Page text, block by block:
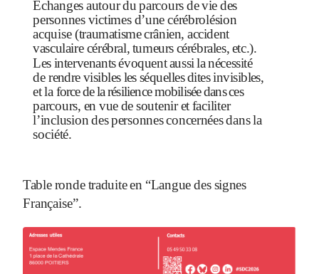
Échangesautourdu parcoursdeviedes
personnesvictimes d’unecérébrolésion
acquise(traumatismecrânien, accident
vasculaire cérébral,tumeurscérébrales,etc.).
Lesintervenantsévoquentaussi la nécessité
derendrevisibles lesséquellesditesinvisibles,
etla forcedelarésiliencemobiliséedansces
parcours, en vuedesouteniretfaciliter
l’inclusiondespersonnesconcernéesdansla
société.
Table ronde traduiteen “Langue des signes
Française”.